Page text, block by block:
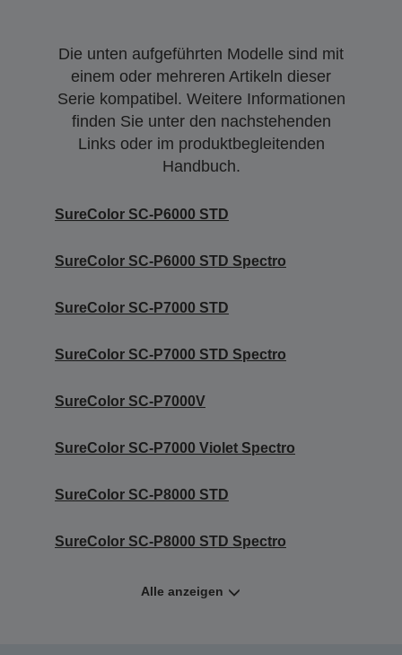
Die unten aufgeführten Modelle sind mit
einem oder mehreren Artikeln dieser
Serie kompatibel. Weitere Informationen
finden Sie unter den nachstehenden
Links oder im produktbegleitenden
Handbuch.
SureColor SC-P6000 STD
SureColor SC-P6000 STD Spectro
SureColor SC-P7000 STD
SureColor SC-P7000 STD Spectro
SureColor SC-P7000V
SureColor SC-P7000 Violet Spectro
SureColor SC-P8000 STD
SureColor SC-P8000 STD Spectro
Alle anzeigen